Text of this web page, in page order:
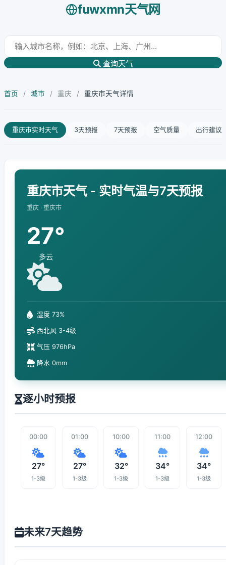
fuwxmn天气网
查询天气
首页 / 城市 / 重庆 / 重庆市天气详情
重庆市实时天气 3天预报 7天预报 空气质量 出行建议
重庆市天气 - 实时气温与7天预报
重庆 · 重庆市
27°
多云
湿度 73%
西北风 3-4级
气压 976hPa
降水 0mm
逐小时预报
00:00
27°
1-3级
01:00
27°
1-3级
10:00
32°
1-3级
11:00
34°
1-3级
12:00
34°
1-3级
未来7天趋势